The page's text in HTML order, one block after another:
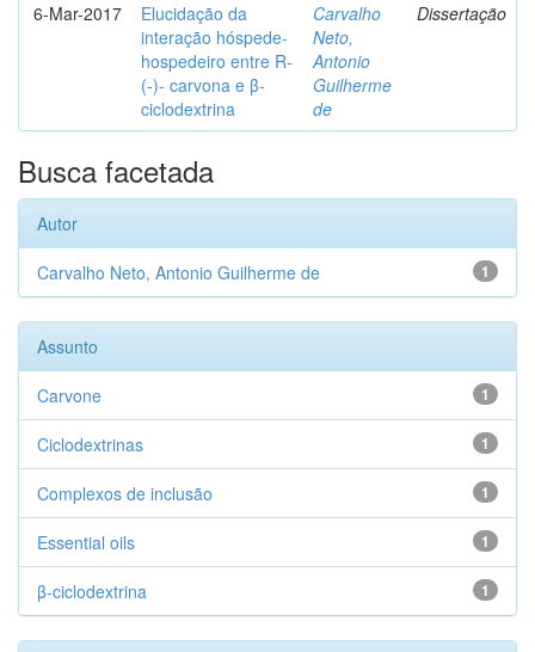
6-Mar-2017
Elucidação da
interação hóspede-
hospedeiro entre R-
(-)- carvona e β-
ciclodextrina
Carvalho
Neto,
Antonio
Guilherme
de
Dissertação
Busca facetada
Autor
1
Carvalho Neto, Antonio Guilherme de
Assunto
1
Carvone
1
Ciclodextrinas
1
Complexos de inclusão
1
Essential oils
1
β-ciclodextrina